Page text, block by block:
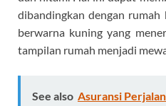
dibandingkan dengan rumah
berwarna kuning yang
tampilan rumah menjadi
See also Asuransi